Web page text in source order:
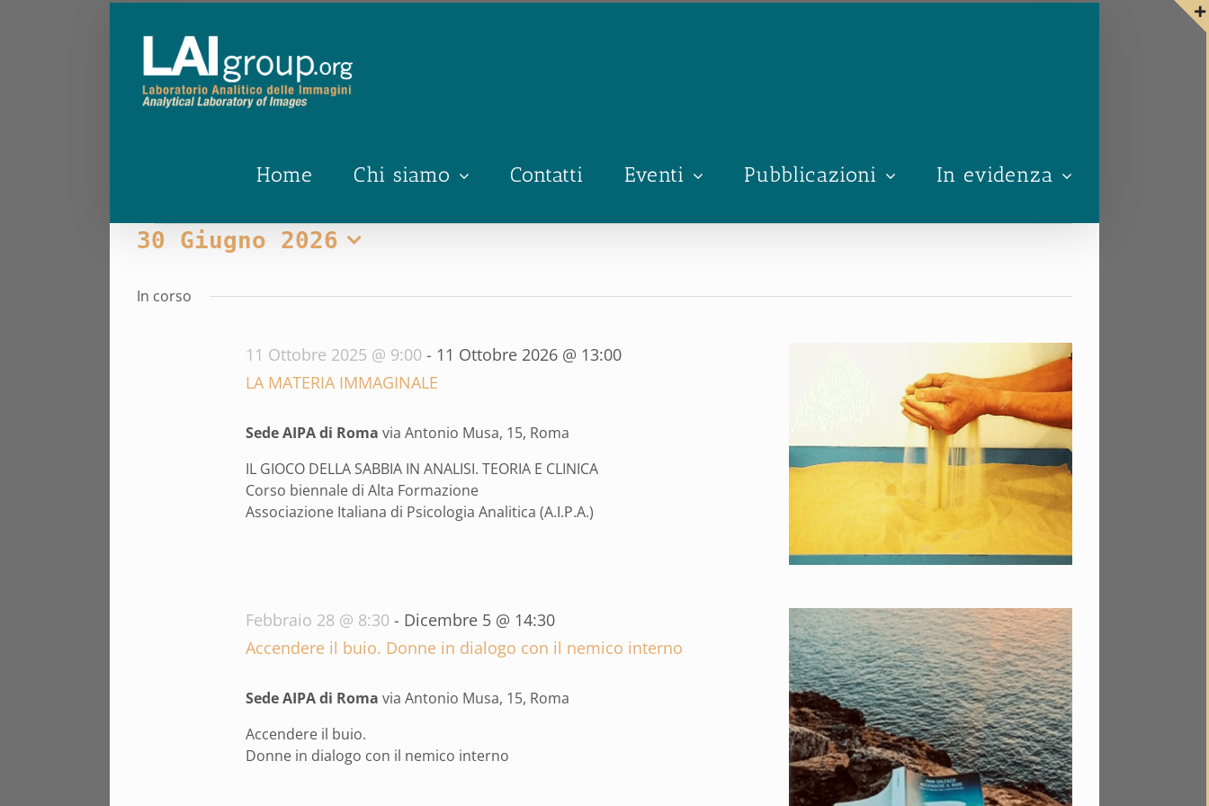
Home Chi siamo Contatti Eventi Pubblicazioni In evidenza
Eventi
for
Giugno
30 Giugno 2026
la
In corso
LA MATERIA IMMAGINALE
11 Ottobre 2025 @ 9:00- 11 Ottobre 2026 @ 13:00
Sede AIPA di Roma via Antonio Musa, 15, Roma
IL GIOCO DELLA SABBIA IN ANALISI. TEORIA E CLINICA
Corso biennale di Alta Formazione
Associazione Italiana di Psicologia Analitica (A.I.P.A.)
Accendere il buio. Donne in dialogo con il nemico interno
Febbraio 28 @ 8:30- Dicembre 5 @ 14:30
Sede AIPA di Roma via Antonio Musa, 15, Roma
Accendere il buio.
Donne in dialogo con il nemico interno